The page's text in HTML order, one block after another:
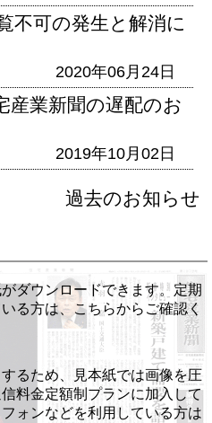
不可の発生と解消に
2020年06月24日
産業新聞の遅配のお
2019年10月02日
過去のお知らせ
ダウンロードできます。定期
る方は、こちらからご確認く
るため、見本紙では画像を圧
料金定額制プランに加入して
ォンなどを利用している方は